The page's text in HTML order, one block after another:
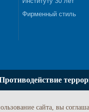
Фирменный стиль
сайта, вы